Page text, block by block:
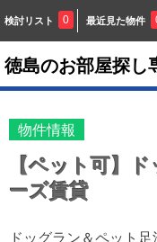
検討リスト 0 最近見た物件
徳島のお部屋探し
物件情報
【ペット可】
ーズ賃貸
ドッグラン＆ペット